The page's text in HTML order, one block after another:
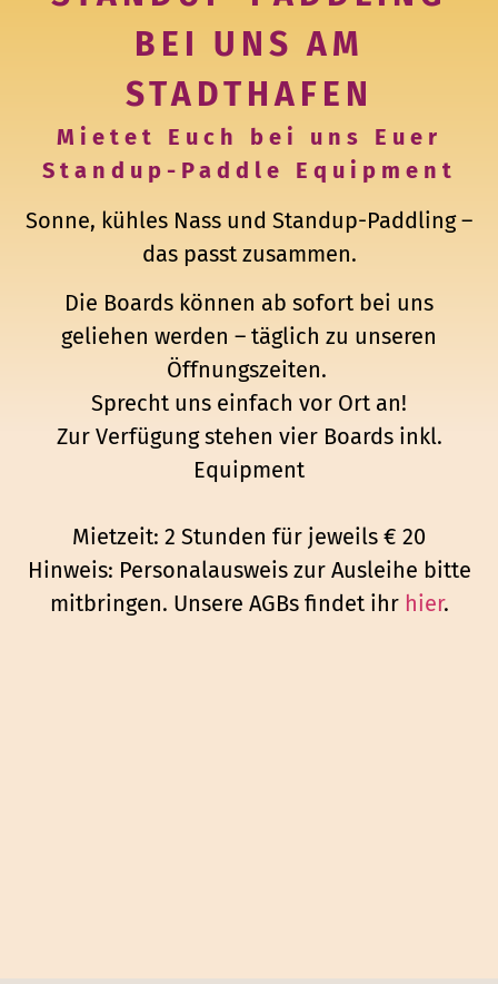
BEI UNS AM
STADTHAFEN
Mietet Euch bei uns Euer
Standup-Paddle Equipment
Sonne, kühles Nass und Standup-Paddling –
das passt zusammen.
Die Boards können ab sofort bei uns
geliehen werden – täglich zu unseren
Öffnungszeiten.
Sprecht uns einfach vor Ort an!
Zur Verfügung stehen vier Boards inkl.
Equipment
Mietzeit: 2 Stunden für jeweils € 20
Hinweis: Personalausweis zur Ausleihe bitte
mitbringen. Unsere AGBs findet ihr hier.